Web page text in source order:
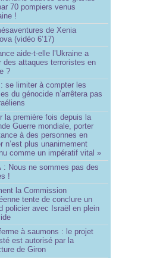
70 pompiers venus
!
de Xenia
(vidéo 6’17)
aide-t-elle l’Ukraine a
des attaques terroristes en
?
se limiter à compter les
du génocide n’arrêtera pas
la première fois depuis la
Guerre mondiale, porter
à des personnes en
n’est plus unanimement
comme un impératif vital »
: Nous ne sommes pas des
!
la Commission
tente de conclure un
policier avec Israël en plein
à saumons : le projet
est autorisé par la
de Giron